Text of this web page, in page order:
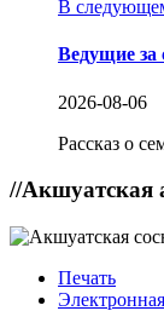
В
Ведущие за
2026-08-06
Рассказ о
//Акшуатская
Печать